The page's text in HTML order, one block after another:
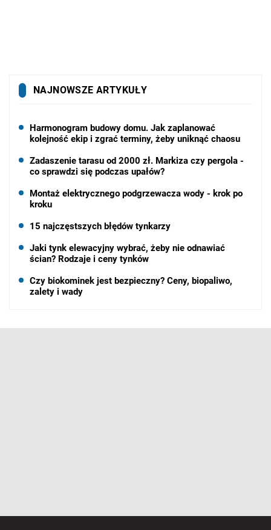
NAJNOWSZE ARTYKUŁY
Harmonogram budowy domu. Jak zaplanować
kolejność ekip i zgrać terminy, żeby uniknąć chaosu
Zadaszenie tarasu od 2000 zł. Markiza czy pergola -
co sprawdzi się podczas upałów?
Montaż elektrycznego podgrzewacza wody - krok po
kroku
15 najczęstszych błędów tynkarzy
Jaki tynk elewacyjny wybrać, żeby nie odnawiać
ścian? Rodzaje i ceny tynków
Czy biokominek jest bezpieczny? Ceny, biopaliwo,
zalety i wady